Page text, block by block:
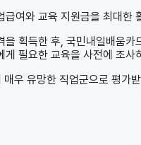
여와 교육 지원금을 최대한
획득한 후, 국민내일배움
필요한 교육을 사전에 조
우 유망한 직업군으로 평가